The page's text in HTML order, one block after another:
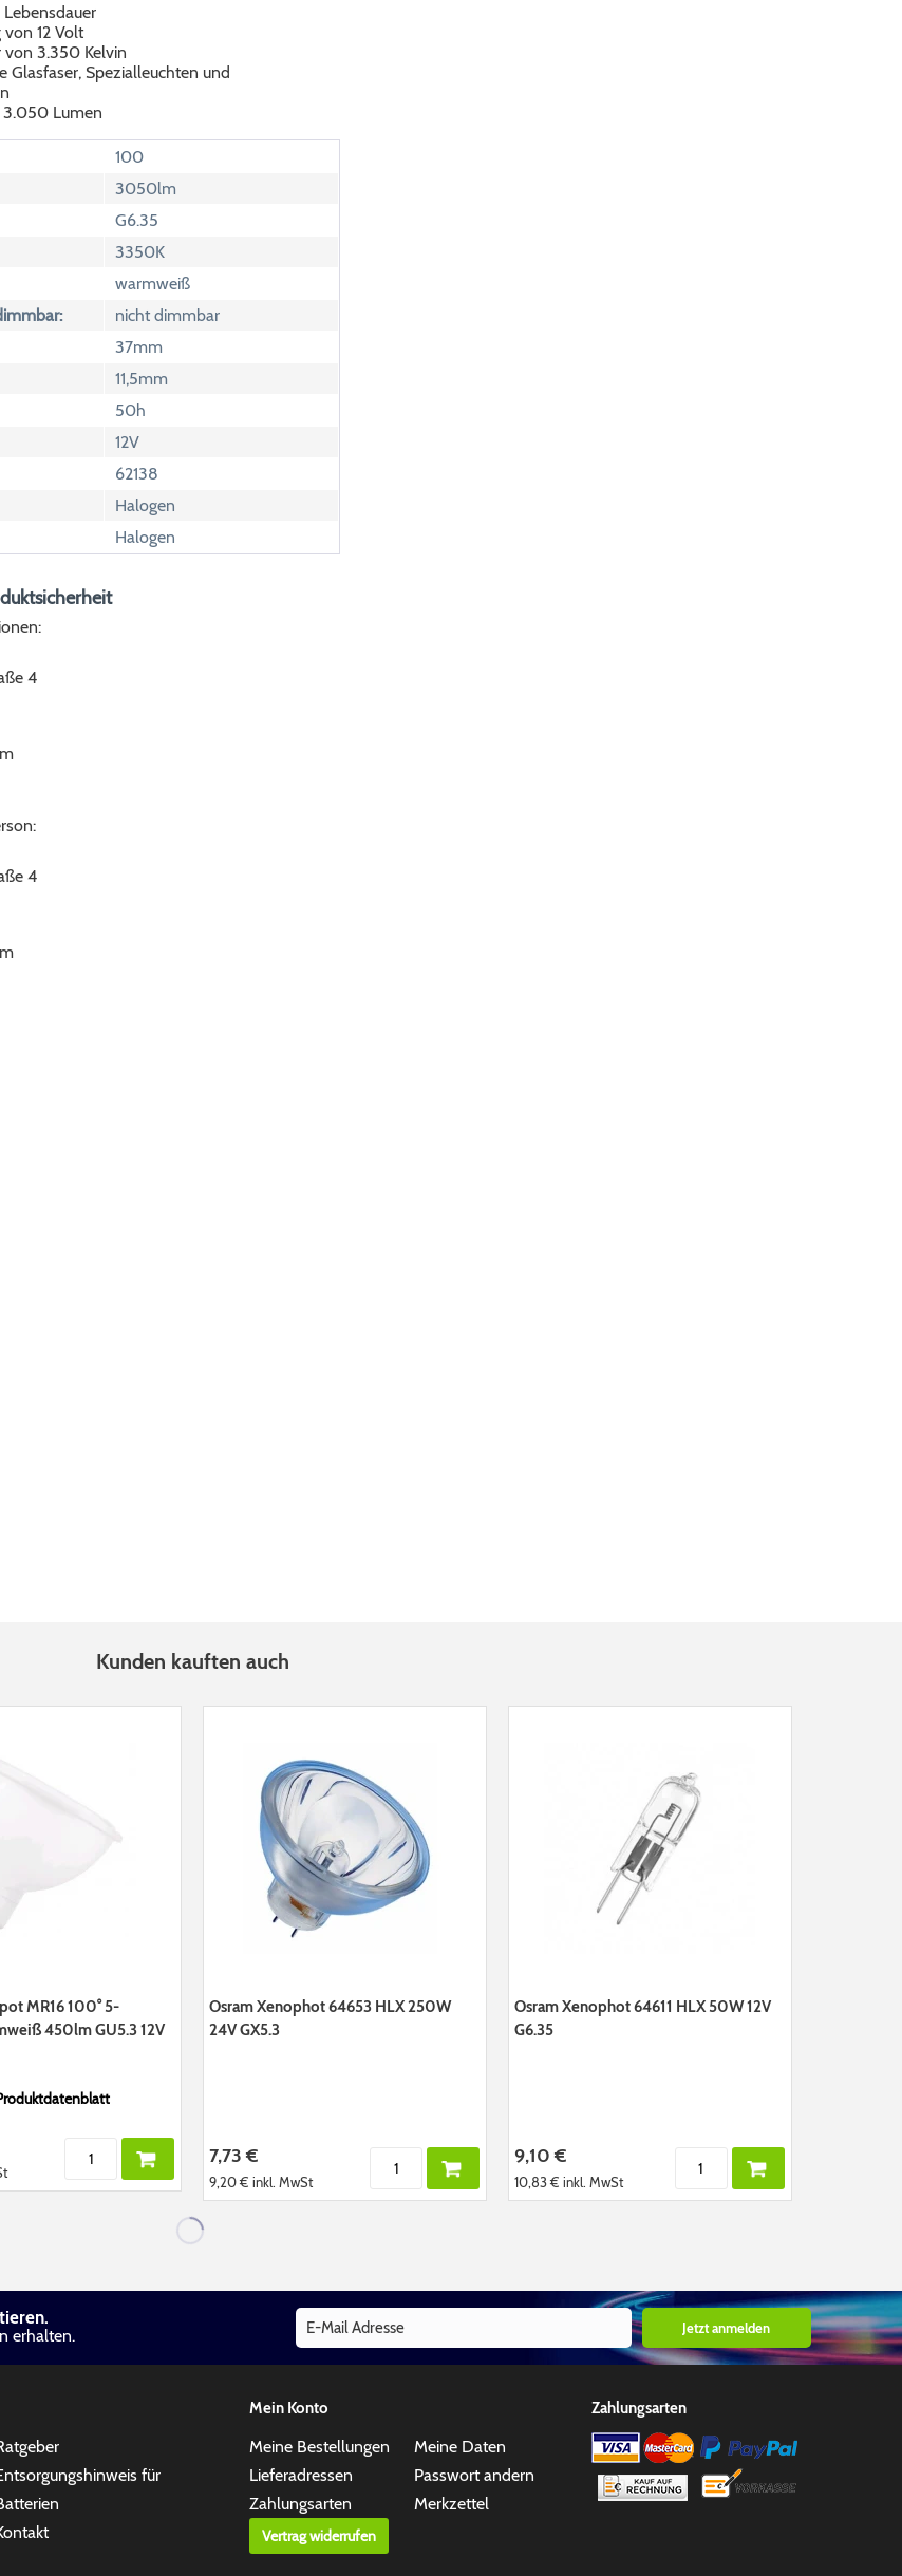
12 Volt
von 3.350 Kelvin
Glasfaser, Spezialleuchten und
Lumen
100
3050lm
G6.35
3350K
warmweiß
nicht dimmbar
37mm
11,5mm
50h
12V
62138
Halogen
Halogen
4
4
Kunden kauften auch
MR16 100° 5-
450lm GU5.3 12V
Osram Xenophot 64653 HLX 250W
24V GX5.3
7,73 €
9,20 € inkl. MwSt
Osram Xenophot 64611 HLX 50W 12V
G6.35
9,10 €
10,83 € inkl. MwSt
erhalten. Jetzt anmelden
für
Mein Konto
Meine Bestellungen
Meine Daten
Lieferadressen
Passwort andern
Zahlungsarten
Merkzettel
Vertrag widerrufen
Zahlungsarten